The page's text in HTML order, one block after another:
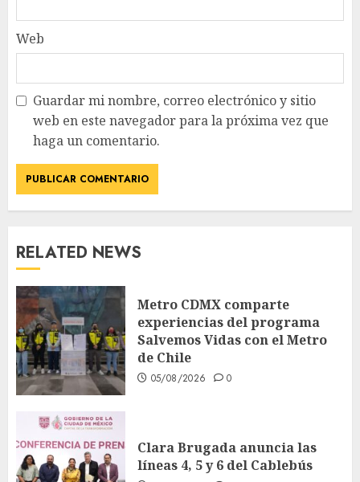
Web
Guardar mi nombre, correo electrónico y sitio
web en este navegador para la próxima vez que
haga un comentario.
RELATED NEWS
Metro CDMX comparte
experiencias del programa
Salvemos Vidas con el Metro
de Chile
05/08/2026 0
Clara Brugada anuncia las
líneas 4, 5 y 6 del Cablebús